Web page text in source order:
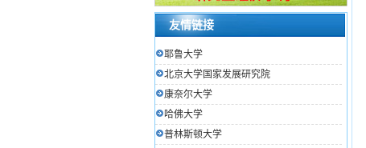
友情链接
耶鲁大学
北京大学国家发展研究院
康奈尔大学
哈佛大学
普林斯顿大学